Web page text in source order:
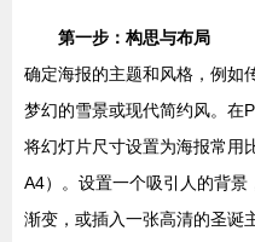
第一步：构思与布局
确定海报的主题和风格，例如
梦幻的雪景或现代简约风。在
将幻灯片尺寸设置为海报常用
A4）。设置一个吸引人的背景
渐变，或插入一张高清的圣诞